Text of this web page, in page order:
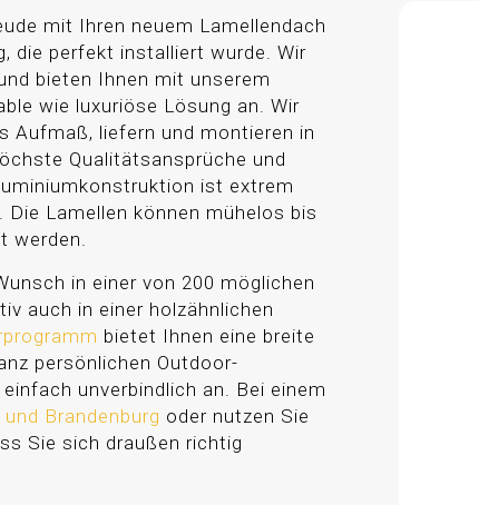
mit Ihren neuem Lamellendach
die perfekt installiert wurde. Wir
bieten Ihnen mit unserem
wie luxuriöse Lösung an. Wir
Aufmaß, liefern und montieren in
Qualitätsansprüche und
ist extrem
Lamellen können mühelos bis
werden.
in einer von 200 möglichen
auch in einer holzähnlichen
bietet Ihnen eine breite
persönlichen Outdoor-
unverbindlich an. Bei einem
Brandenburg oder nutzen Sie
Sie sich draußen richtig